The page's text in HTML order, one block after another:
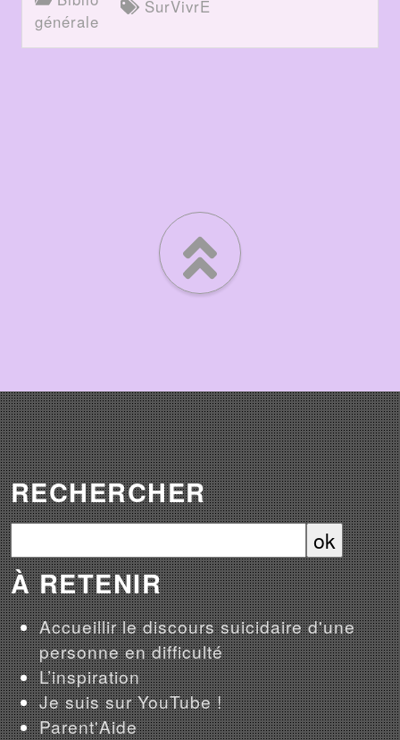
générale
SurVivrE
RECHERCHER
À RETENIR
Accueillir le discours suicidaire d'une
personne en difficulté
L’inspiration
Je suis sur YouTube !
Parent'Aide